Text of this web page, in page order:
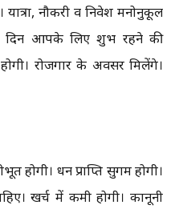
नौकरी व निवेश मनोनुकूल
दिन आपके लिए शुभ रहने की
रोजगार के अवसर मिलेंगे।
होगी। धन प्राप्ति सुगम होगी।
खर्च में कमी होगी। कानूनी